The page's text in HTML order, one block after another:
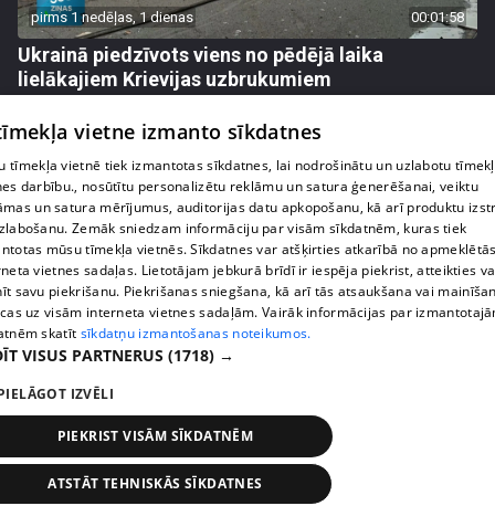
pirms 1 nedēļas, 1 dienas 00:01:58
Ukrainā piedzīvots viens no pēdējā laika
lielākajiem Krievijas uzbrukumiem
pirms 1 nedēļas, 1 dienas
Melleņu zelta drudzis: kas nosaka iepirkuma
409. epizode
vietne izmanto sīkdatnes
tīmekļa vietnē tiek izmantotas sīkdatnes, lai nodrošinātu un uzlabotu
darbību., nosūtītu personalizētu reklāmu un satura ģenerēšanai, veiktu
un satura mērījumus, auditorijas datu apkopošanu, kā arī produktu
Zemāk sniedzam informāciju par visām sīkdatnēm, kuras tiek
mūsu tīmekļa vietnēs. Sīkdatnes var atšķirties atkarībā no
vietnes sadaļas. Lietotājam jebkurā brīdī ir iespēja piekrist, atteikties
savu piekrišanu. Piekrišanas sniegšana, kā arī tās atsaukšana vai
uz visām interneta vietnes sadaļām. Vairāk informācijas par
skatīt sīkdatņu izmantošanas noteikumos.
VISUS PARTNERUS (1718) →
IZVĒLI
PIEKRIST VISĀM SĪKDATNĒM
ATSTĀT TEHNISKĀS SĪKDATNES